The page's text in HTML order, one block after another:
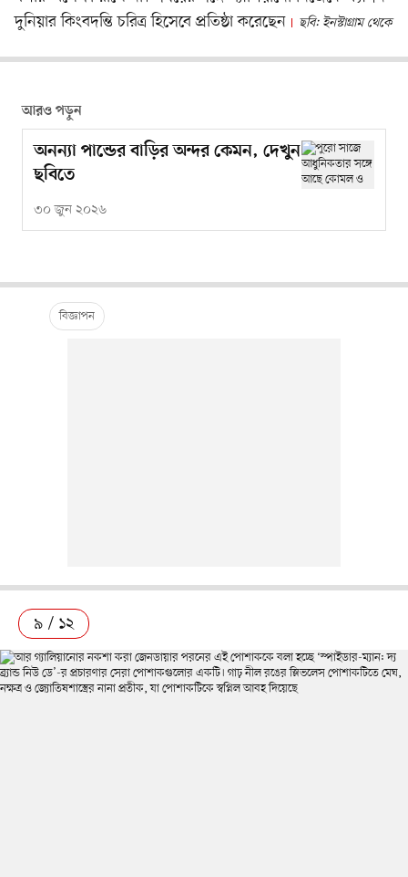
দুনিয়ার কিংবদন্তি চরিত্র হিসেবে প্রতিষ্ঠা করেছেন
ছবি: ইনস্টাগ্রাম থেকে
আরও পড়ুন
অনন্যা পান্ডের বাড়ির অন্দর কেমন, দেখুন
ছবিতে
৩০ জুন ২০২৬
৯ / ১২